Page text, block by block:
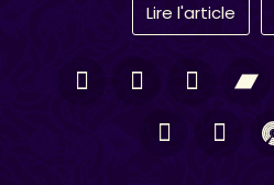
Lire l'article